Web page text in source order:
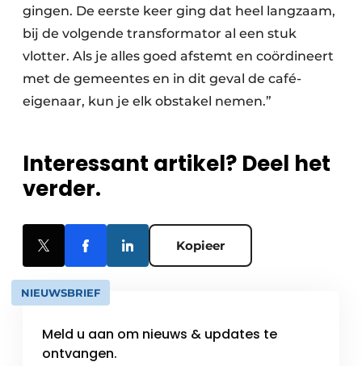
gingen. De eerste keer ging dat heel langzaam,
bij de volgende transformator al een stuk
vlotter. Als je alles goed afstemt en coördineert
met de gemeentes en in dit geval de café-
eigenaar, kun je elk obstakel nemen.”
Interessant artikel? Deel het
verder.
Kopieer
NIEUWSBRIEF
Meld u aan om nieuws & updates te
ontvangen.